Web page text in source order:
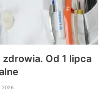
Od 1 lipca
2026